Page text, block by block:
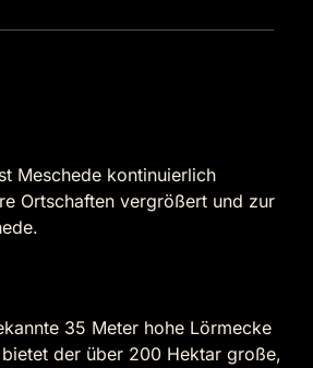
Meschede kontinuierlich
Ortschaften vergrößert und zur
35 Meter hohe Lörmecke
der über 200 Hektar große,